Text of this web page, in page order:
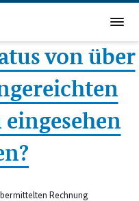
von über
Rechnung